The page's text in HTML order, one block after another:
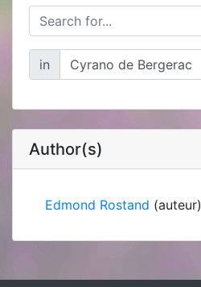
in
Author(s)
Edmond Rostand (auteur)